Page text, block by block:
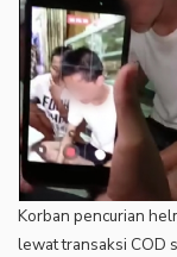
Korban pencurian
lewat transaksi COD